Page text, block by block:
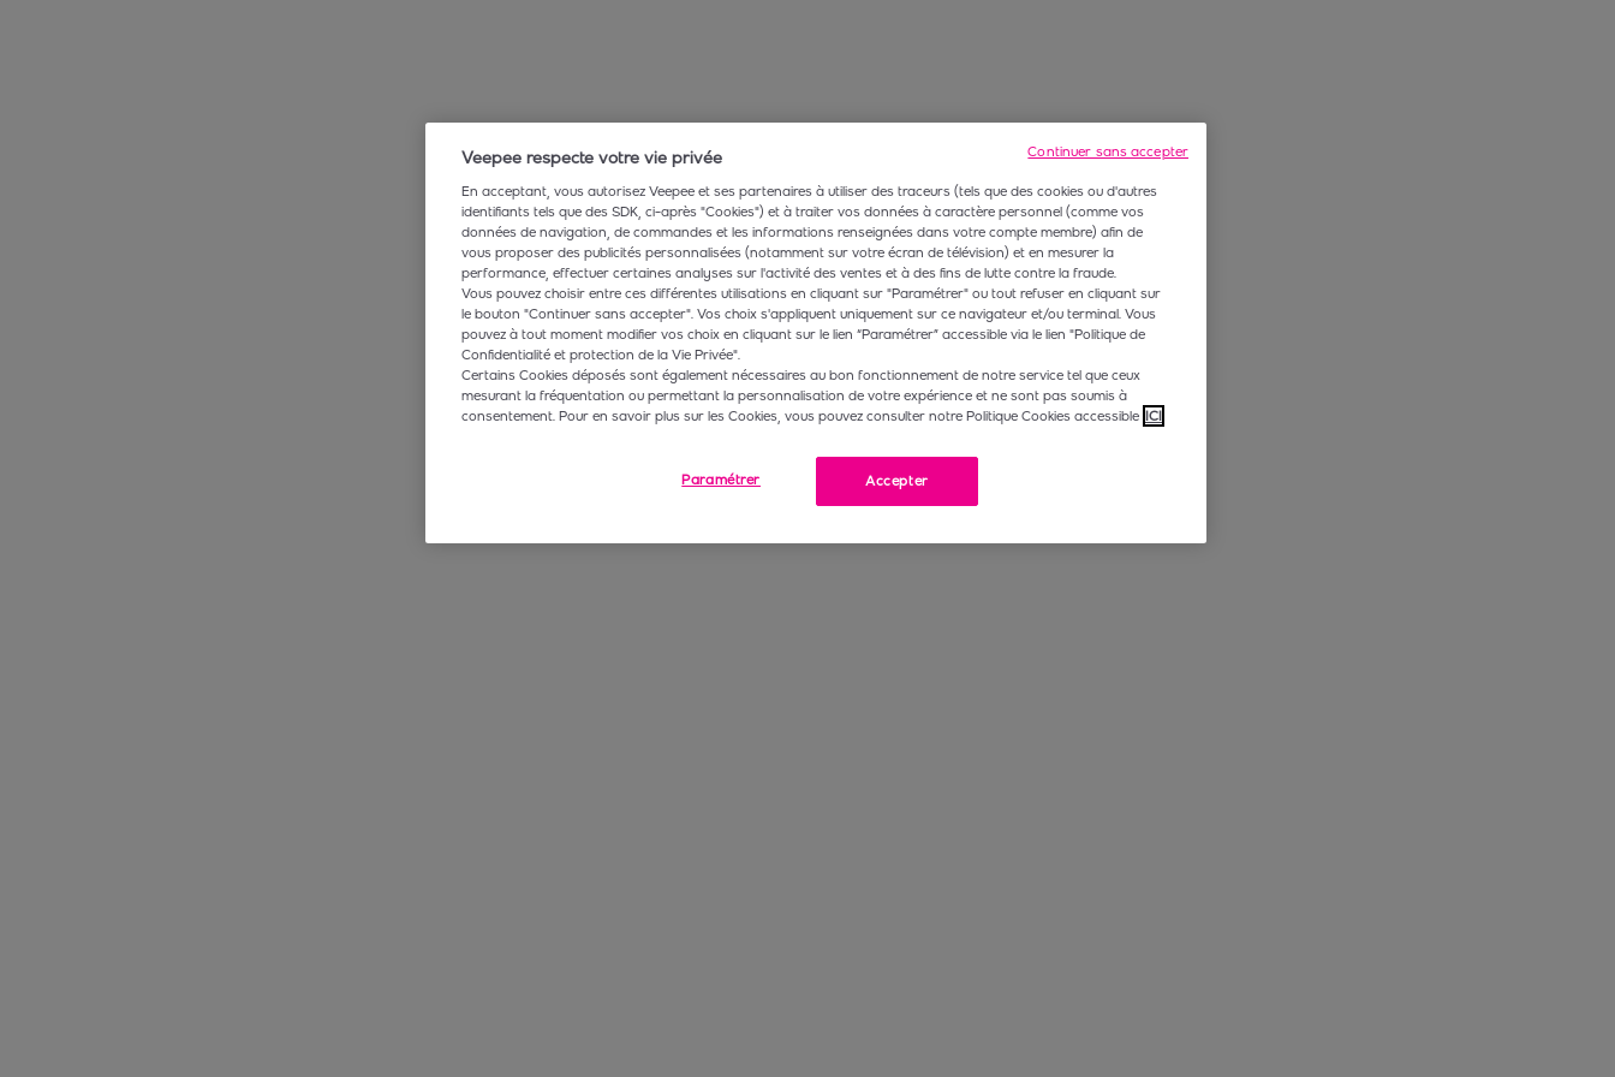
Veepee respecte votre vie privée
En acceptant, vous autorisez Veepee et ses partenaires à utiliser des traceurs (tels que des cookies ou d'autres
identifiants tels que des SDK, ci-après "Cookies") et à traiter vos données à caractère personnel (comme vos
données de navigation, de commandes et les informations renseignées dans votre compte membre) afin de
vous proposer des publicités personnalisées (notamment sur votre écran de télévision) et en mesurer la
performance, effectuer certaines analyses sur l'activité des ventes et à des fins de lutte contre la fraude.
Vous pouvez choisir entre ces différentes utilisations en cliquant sur "Paramétrer" ou tout refuser en cliquant sur
le bouton "Continuer sans accepter". Vos choix s'appliquent uniquement sur ce navigateur et/ou terminal. Vous
pouvez à tout moment modifier vos choix en cliquant sur le lien “Paramétrer” accessible via le lien "Politique de
Confidentialité et protection de la Vie Privée".
Certains Cookies déposés sont également nécessaires au bon fonctionnement de notre service tel que ceux
mesurant la fréquentation ou permettant la personnalisation de votre expérience et ne sont pas soumis à
consentement. Pour en savoir plus sur les Cookies, vous pouvez consulter notre Politique Cookies accessible ICI
Accepter
Paramétrer
Continuer sans accepter